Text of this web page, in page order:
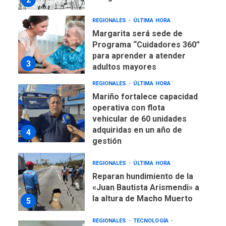
3
REGIONALES ÚLTIMA HORA
Margarita será sede de
Programa “Cuidadores 360”
para aprender a atender
adultos mayores
4
REGIONALES ÚLTIMA HORA
Mariño fortalece capacidad
operativa con flota
vehicular de 60 unidades
adquiridas en un año de
gestión
5
REGIONALES ÚLTIMA HORA
Reparan hundimiento de la
«Juan Bautista Arismendi» a
la altura de Macho Muerto
REGIONALES
TECNOLOGÍA